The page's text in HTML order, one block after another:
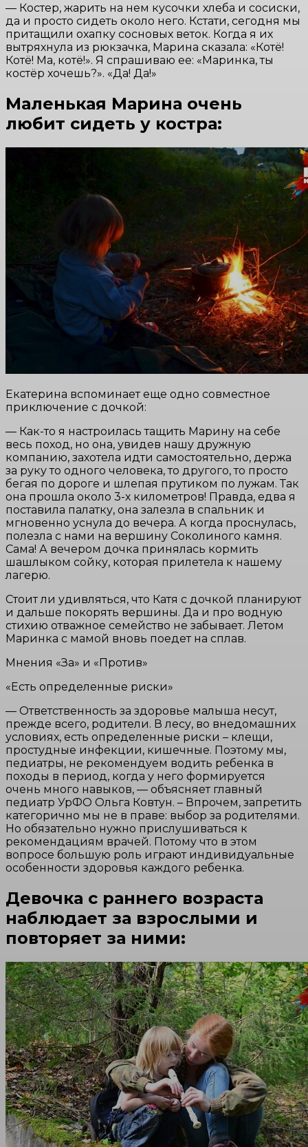
— Костер, жарить на нем кусочки хлеба и сосиски,
да и просто сидеть около него. Кстати, сегодня мы
притащили охапку сосновых веток. Когда я их
вытряхнула из рюкзачка, Марина сказала: «Котё!
Котё! Ма, котё!». Я спрашиваю ее: «Маринка, ты
костёр хочешь?». «Да! Да!»
Маленькая Марина очень
любит сидеть у костра:
Екатерина вспоминает еще одно совместное
приключение с дочкой:
— Как-то я настроилась тащить Марину на себе
весь поход, но она, увидев нашу дружную
компанию, захотела идти самостоятельно, держа
за руку то одного человека, то другого, то просто
бегая по дороге и шлепая прутиком по лужам. Так
она прошла около 3-х километров! Правда, едва я
поставила палатку, она залезла в спальник и
мгновенно уснула до вечера. А когда проснулась,
полезла с нами на вершину Соколиного камня.
Сама! А вечером дочка принялась кормить
шашлыком сойку, которая прилетела к нашему
лагерю.
Стоит ли удивляться, что Катя с дочкой планируют
и дальше покорять вершины. Да и про водную
стихию отважное семейство не забывает. Летом
Маринка с мамой вновь поедет на сплав.
Мнения «За» и «Против»
«Есть определенные риски»
— Ответственность за здоровье малыша несут,
прежде всего, родители. В лесу, во внедомашних
условиях, есть определенные риски – клещи,
простудные инфекции, кишечные. Поэтому мы,
педиатры, не рекомендуем водить ребенка в
походы в период, когда у него формируется
очень много навыков, — объясняет главный
педиатр УрФО Ольга Ковтун. – Впрочем, запретить
категорично мы не в праве: выбор за родителями.
Но обязательно нужно прислушиваться к
рекомендациям врачей. Потому что в этом
вопросе большую роль играют индивидуальные
особенности здоровья каждого ребенка.
Девочка с раннего возраста
наблюдает за взрослыми и
повторяет за ними: